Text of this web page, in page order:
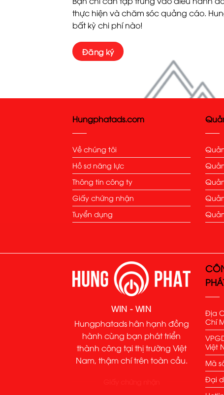
thực hiện và chăm sóc quảng cáo.
bất kỳ chi phí nào!
Đăng ký
Hungphatads.com
Về chúng tôi
Hồ sơ năng lực
Thông tin công ty
Giấy chứng nhận
Tuyển dụng
WIN - WIN
Hungphatads hân hạnh đồng
hành cùng bạn phát triển
thành công tại thị trường Việt
Nam, thậm chí trên toàn cầu.
Địa
Chí
Việt
Mã
Đại